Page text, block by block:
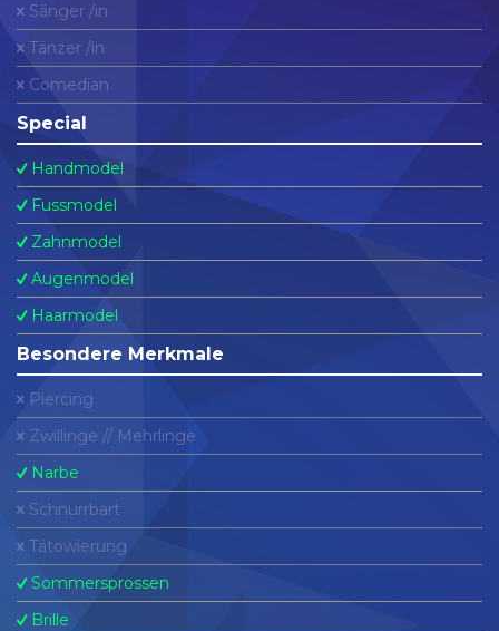
Sänger /in
Tänzer /in
Comedian
Special
Handmodel
Fussmodel
Zahnmodel
Augenmodel
Haarmodel
Besondere Merkmale
Piercing
Zwillinge // Mehrlinge
Narbe
Schnurrbart
Tätowierung
Sommersprossen
Brille